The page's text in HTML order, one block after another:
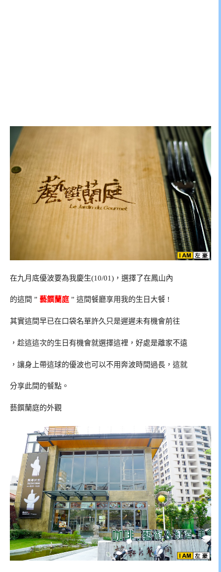
在九月底優波要為我慶生(10/01)，選擇了在鳳山內
的這間 ” 藝饌蘭庭 ” 這間餐廳享用我的生日大餐 !
其實這間早已在口袋名單許久只是遲遲未有機會前往
，趁這這次的生日有機會就選擇這裡，好處是離家不遠
，讓身上帶這球的優波也可以不用奔波時間過長，這就
分享此間的餐點。
藝饌蘭庭的外觀